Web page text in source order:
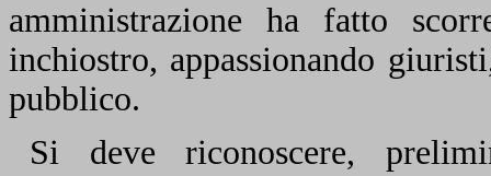
amministrazione ha fatto
inchiostro, appassionando
pubblico.
Si deve riconoscere,